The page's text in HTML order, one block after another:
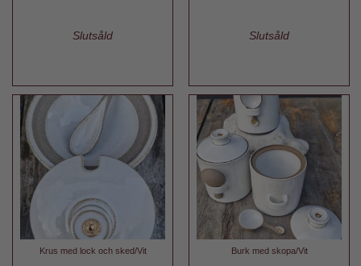
Slutsåld Slutsåld
Krus med lock och sked/Vit Burk med skopa/Vit